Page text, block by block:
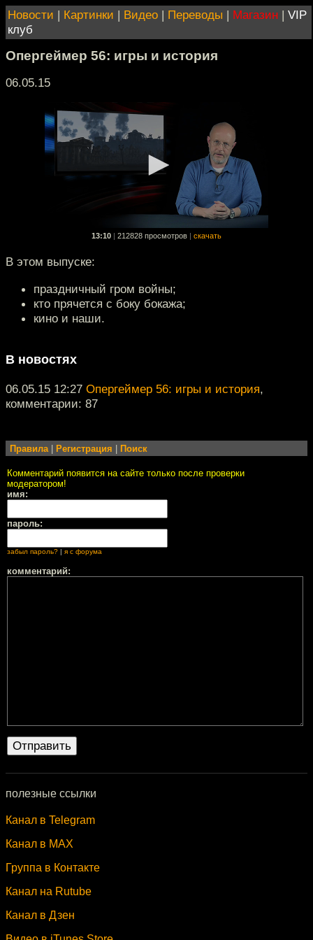
Новости | Картинки | Видео | Переводы | Магазин | VIP
клуб
Опергеймер 56: игры и история
06.05.15
13:10 212828 просмотров скачать
В этом выпуске:
праздничный гром войны;
кто прячется с боку бокажа;
кино и наши.
В новостях
06.05.15 12:27 Опергеймер 56: игры и история,
комментарии: 87
Правила| Регистрация Поиск
Комментарий появится на сайте только после проверки
модератором!
имя:
пароль:
забыл пароль? | я с форума
комментарий:
полезные ссылки
Канал в Telegram
Канал в MAX
Группа в Контакте
Канал на Rutube
Канал в Дзен